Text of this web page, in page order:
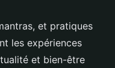
et pratiques
les expériences
et bien-être